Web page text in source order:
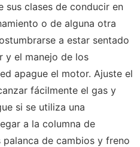
sus clases de conducir en
o de alguna otra
a estar sentado
y el manejo de los
apague el motor. Ajuste el
fácilmente el gas y
si se utiliza una
a la columna de
de cambios y freno